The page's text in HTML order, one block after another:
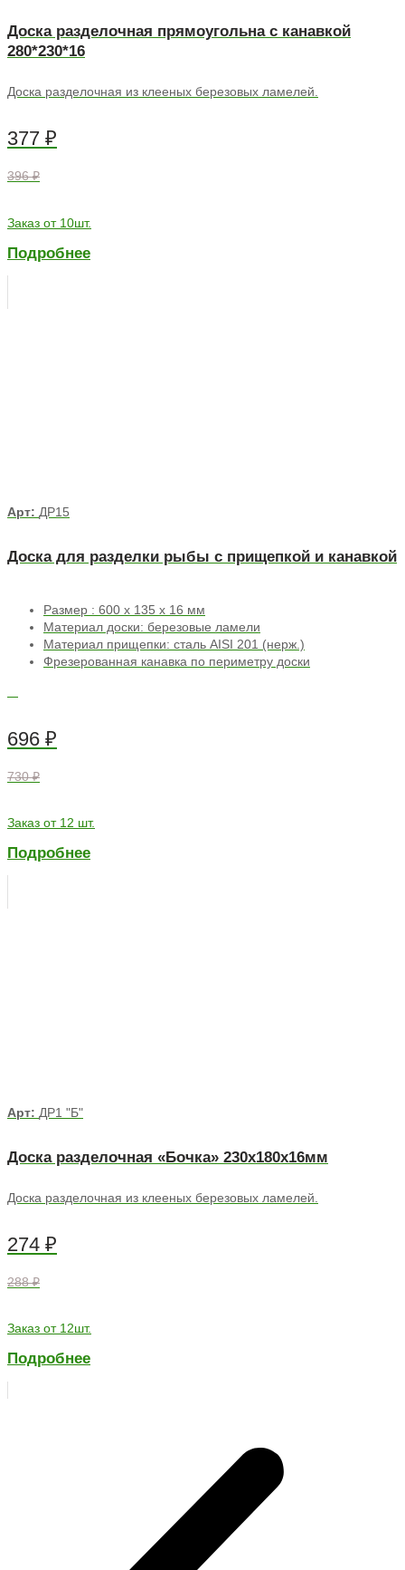
Доска разделочная прямоугольна с канавкой
280*230*16
Доска разделочная из клееных березовых ламелей.
377 ₽
396 ₽
Заказ от 10шт.
Подробнее
Арт: ДР15
Доска для разделки рыбы с прищепкой и канавкой
Размер : 600 х 135 х 16 мм
Материал доски: березовые ламели
Материал прищепки: сталь AISI 201 (нерж.)
Фрезерованная канавка по периметру доски
696 ₽
730 ₽
Заказ от 12 шт.
Подробнее
Арт: ДР1 "Б"
Доска разделочная «Бочка» 230х180х16мм
Доска разделочная из клееных березовых ламелей.
274 ₽
288 ₽
Заказ от 12шт.
Подробнее